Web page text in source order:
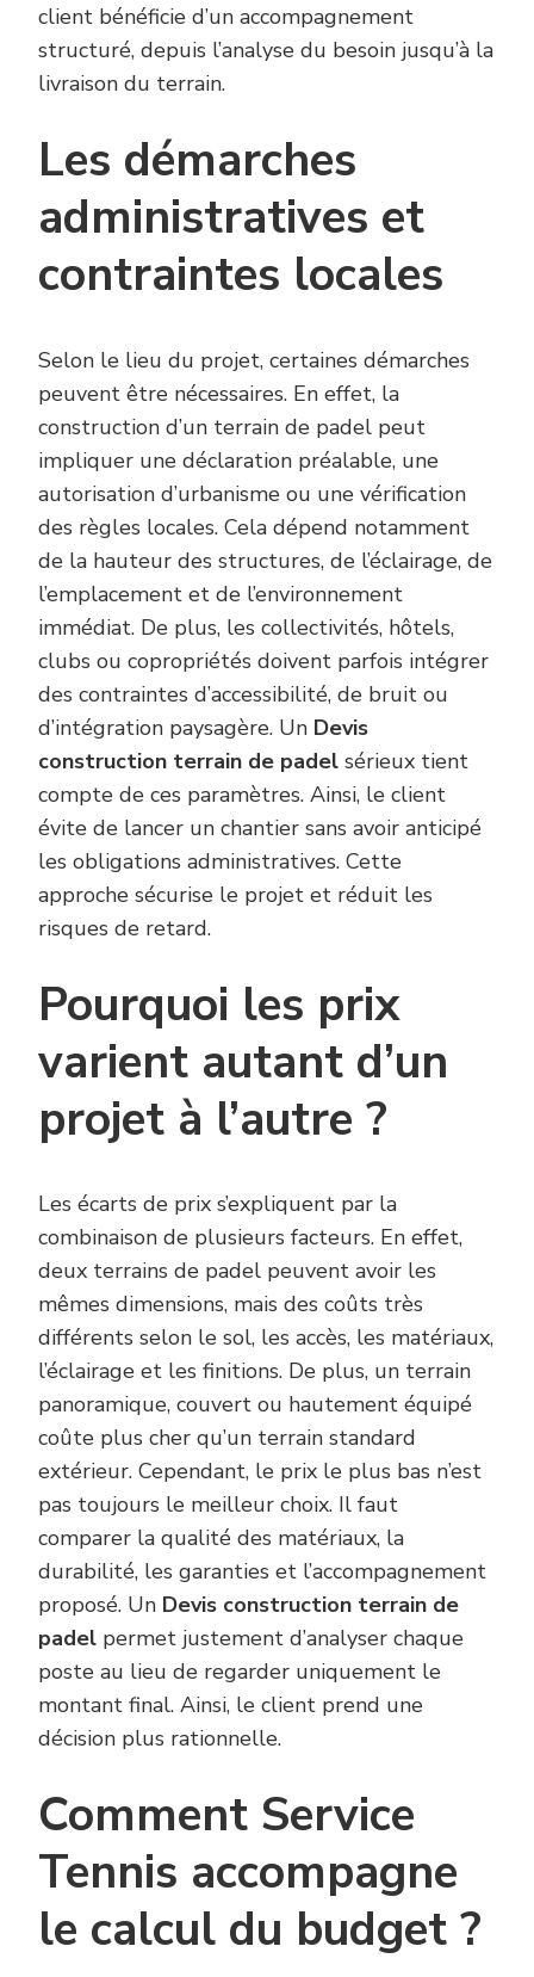
client bénéficie d’un accompagnement
structuré, depuis l’analyse du besoin jusqu’à la
livraison du terrain.
Les démarches
administratives et
contraintes locales
Selon le lieu du projet, certaines démarches
peuvent être nécessaires. En effet, la
construction d’un terrain de padel peut
impliquer une déclaration préalable, une
autorisation d’urbanisme ou une vérification
des règles locales. Cela dépend notamment
de la hauteur des structures, de l’éclairage, de
l’emplacement et de l’environnement
immédiat. De plus, les collectivités, hôtels,
clubs ou copropriétés doivent parfois intégrer
des contraintes d’accessibilité, de bruit ou
d’intégration paysagère. Un Devis
construction terrain de padel sérieux tient
compte de ces paramètres. Ainsi, le client
évite de lancer un chantier sans avoir anticipé
les obligations administratives. Cette
approche sécurise le projet et réduit les
risques de retard.
Pourquoi les prix
varient autant d’un
projet à l’autre ?
Les écarts de prix s’expliquent par la
combinaison de plusieurs facteurs. En effet,
deux terrains de padel peuvent avoir les
mêmes dimensions, mais des coûts très
différents selon le sol, les accès, les matériaux,
l’éclairage et les finitions. De plus, un terrain
panoramique, couvert ou hautement équipé
coûte plus cher qu’un terrain standard
extérieur. Cependant, le prix le plus bas n’est
pas toujours le meilleur choix. Il faut
comparer la qualité des matériaux, la
durabilité, les garanties et l’accompagnement
proposé. Un Devis construction terrain de
padel permet justement d’analyser chaque
poste au lieu de regarder uniquement le
montant final. Ainsi, le client prend une
décision plus rationnelle.
Comment Service
Tennis accompagne
le calcul du budget ?